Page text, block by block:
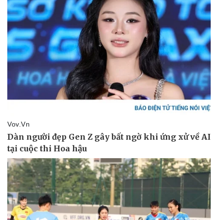
Pháp luật
Vụ án
Tin nóng
Tư vấn luật
Quân sự - Quốc phòng
Vũ khí
Việt Nam
Phân tích